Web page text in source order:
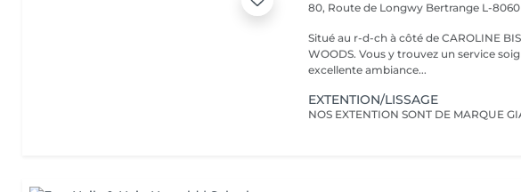
80, Route de Longwy Bertrange L-8060
Situé au r-d-ch à côté de CAROLINE BISS et vis-â-vis de RIVER
WOODS. Vous y trouvez un service soigné et professionnel dans une
excellente ambiance...
EXTENTION/LISSAGE